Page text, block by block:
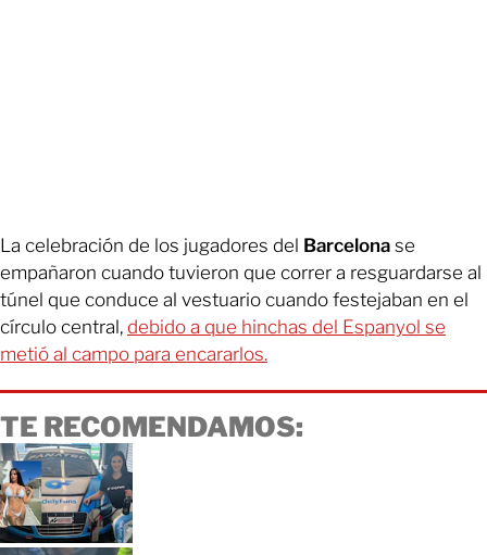
La celebración de los jugadores del Barcelona se
empañaron cuando tuvieron que correr a resguardarse al
túnel que conduce al vestuario cuando festejaban en el
círculo central, debido a que hinchas del Espanyol se
metió al campo para encararlos.
TE RECOMENDAMOS: